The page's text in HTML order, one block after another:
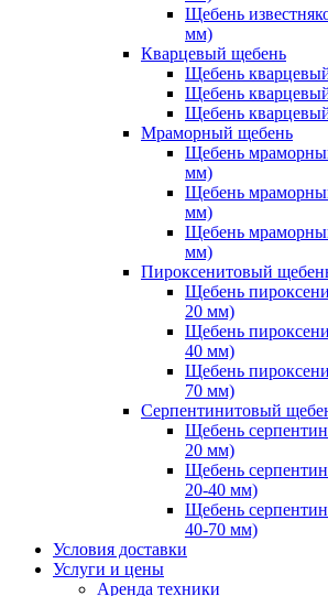
Щебень
мм)
Кварцевый щебень
Щебень
Щебень
Щебень
Мраморный щебень
Щебень
мм)
Щебень
мм)
Щебень
мм)
Пироксенитовый
Щебень
20 мм)
Щебень
40 мм)
Щебень
70 мм)
Серпентинитовый
Щебень
20 мм)
Щебень
20-40 мм)
Щебень
40-70 мм)
Условия доставки
Услуги и цены
Аренда техники